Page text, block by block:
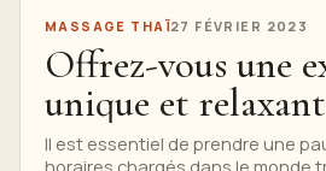
MASSAGE THAÏ27 FÉVRIER 2023
Offrez-vous une
unique et
Il est essentiel de prendre une
horaires chargés dans le monde